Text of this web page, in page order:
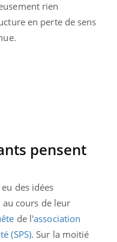
rien
en perte de sens
pensent
des idées
cours de leur
de l'association
(SPS). Sur la moitié